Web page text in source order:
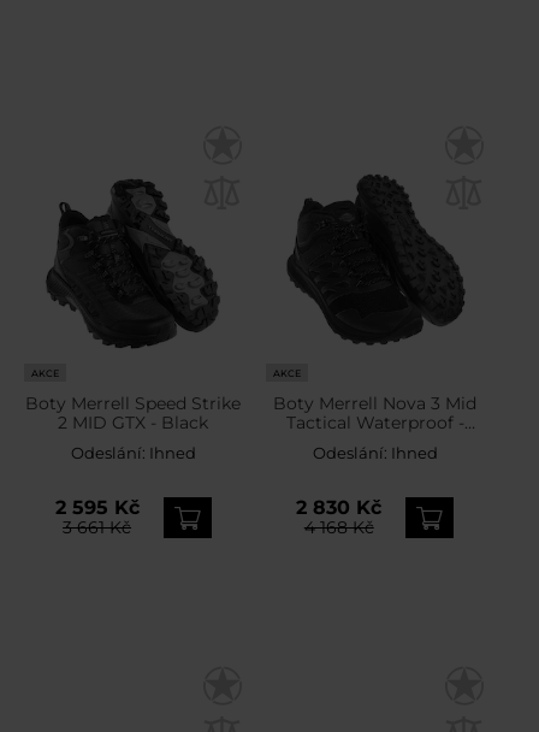
AKCE
Boty Merrell Speed Strike
2 MID GTX - Black
Odeslání: Ihned
2 595 Kč
3 661 Kč
AKCE
Boty Merrell Nova 3 Mid
Tactical Waterproof -
Black
Odeslání: Ihned
2 830 Kč
4 168 Kč